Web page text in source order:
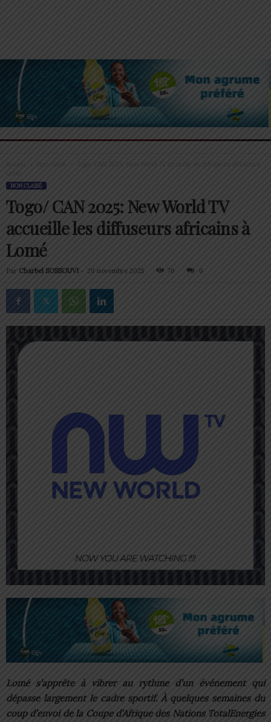
Accueil
Togo/ CAN 2025: New World TV accueille les diffuseurs africains à
NON CLASSÉ
Togo/ CAN 2025: New World TV
accueille les diffuseurs africains à
Lomé
Par Charbel SOSSOUVI - 20 novembre 2025 70 0
Lomé s’apprête à vibrer au rythme d’un événement qui
dépasse largement le cadre sportif. À quelques semaines du
coup d’envoi de la Coupe d’Afrique des Nations TotalEnergies